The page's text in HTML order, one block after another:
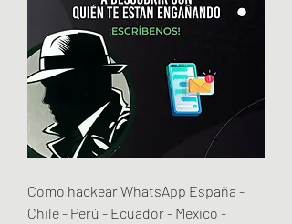
Como hackear WhatsApp España -
Chile - Perú - Ecuador - Mexico -